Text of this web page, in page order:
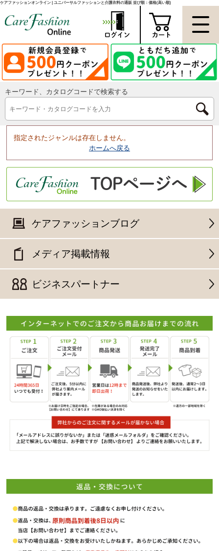
ケアファッションオンライン | ユニバーサルファッションと介護衣料の通販 並び順：価格(高い順)
キーワード、カタログコードで検索する
指定されたジャンルは存在しません。
ホームへ戻る
ケアファッションブログ
メディア掲載情報
ビジネスパートナー